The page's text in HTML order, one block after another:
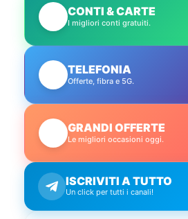
CONTI & CARTE
I migliori conti gratuiti.
TELEFONIA
Offerte, fibra e 5G.
GRANDI OFFERTE
Le migliori occasioni oggi.
ISCRIVITI A TUTTO
Un click per tutti i canali!